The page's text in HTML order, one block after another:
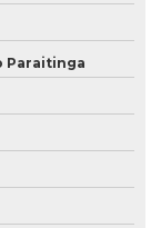
Paraitinga